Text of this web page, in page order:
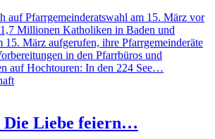
auf Pfarrgemeinderatswahl am 15. März vor
Millionen Katholiken in Baden und
15. März aufgerufen, ihre Pfarrgemeinderäte
in den Pfarrbüros und
auf Hochtouren: In den 224 See…
Die Liebe feiern…